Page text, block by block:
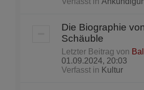
Die Biographie
Schäuble
Letzter Beitrag von
01.09.2024, 20:03
Verfasst in Kultur